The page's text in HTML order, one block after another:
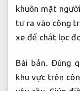
khuôn mặt
tư ra vào công
xe để chắt lọc
Bài bản. Đúng
khu vực trên